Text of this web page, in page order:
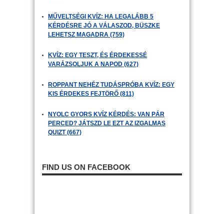
MŰVELTSÉGI KVÍZ: HA LEGALÁBB 5
KÉRDÉSRE JÓ A VÁLASZOD, BÜSZKE
LEHETSZ MAGADRA (759)
KVÍZ: EGY TESZT, ÉS ÉRDEKESSÉ
VARÁZSOLJUK A NAPOD (627)
ROPPANT NEHÉZ TUDÁSPRÓBA KVÍZ: EGY
KIS ÉRDEKES FEJTÖRŐ (811)
NYOLC GYORS KVÍZ KÉRDÉS: VAN PÁR
PERCED? JÁTSZD LE EZT AZ IZGALMAS
QUIZT (667)
FIND US ON FACEBOOK